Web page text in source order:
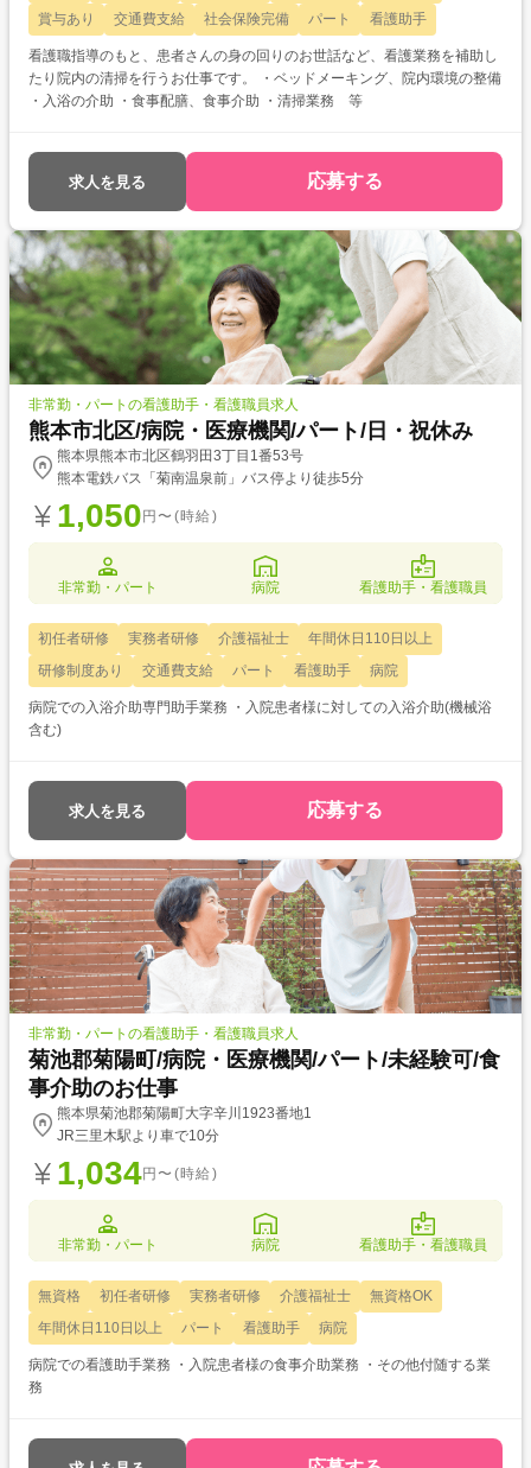
賞与あり
交通費支給 社会保険完備 パート 看護助手
看護職指導のもと、患者さんの身の回りのお世話など、看護業務を補助し
たり院内の清掃を行うお仕事です。 ・ベッドメーキング、院内環境の整備
・入浴の介助 ・食事配膳、食事介助 ・清掃業務 等
求人を見る 応募する
非常勤・パートの看護助手・看護職員求人
熊本市北区/病院・医療機関/パート/日・祝休み
熊本県熊本市北区鶴羽田3丁目1番53号
熊本電鉄バス「菊南温泉前」バス停より徒歩5分
1,050 円〜(時給)
非常勤・パート 病院 看護助手・看護職員
初任者研修 実務者研修 介護福祉士
年間休日110日以上
研修制度あり
交通費支給 パート 看護助手 病院
病院での入浴介助専門助手業務 ・入院患者様に対しての入浴介助(機械浴
含む)
求人を見る 応募する
非常勤・パートの看護助手・看護職員求人
菊池郡菊陽町/病院・医療機関/パート/未経験可/食
事介助のお仕事
熊本県菊池郡菊陽町大字辛川1923番地1
JR三里木駅より車で10分
1,034円〜(時給)
非常勤・パート 病院 看護助手・看護職員
無資格 初任者研修 実務者研修 介護福祉士
無資格OK
年間休日110日以上
パート 看護助手 病院
病院での看護助手業務 ・入院患者様の食事介助業務 ・その他付随する業
務